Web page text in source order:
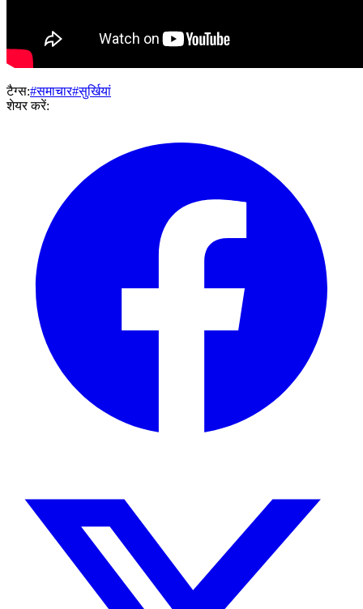
टैग्स:#समाचार#सुर्खियां
शेयर करें: